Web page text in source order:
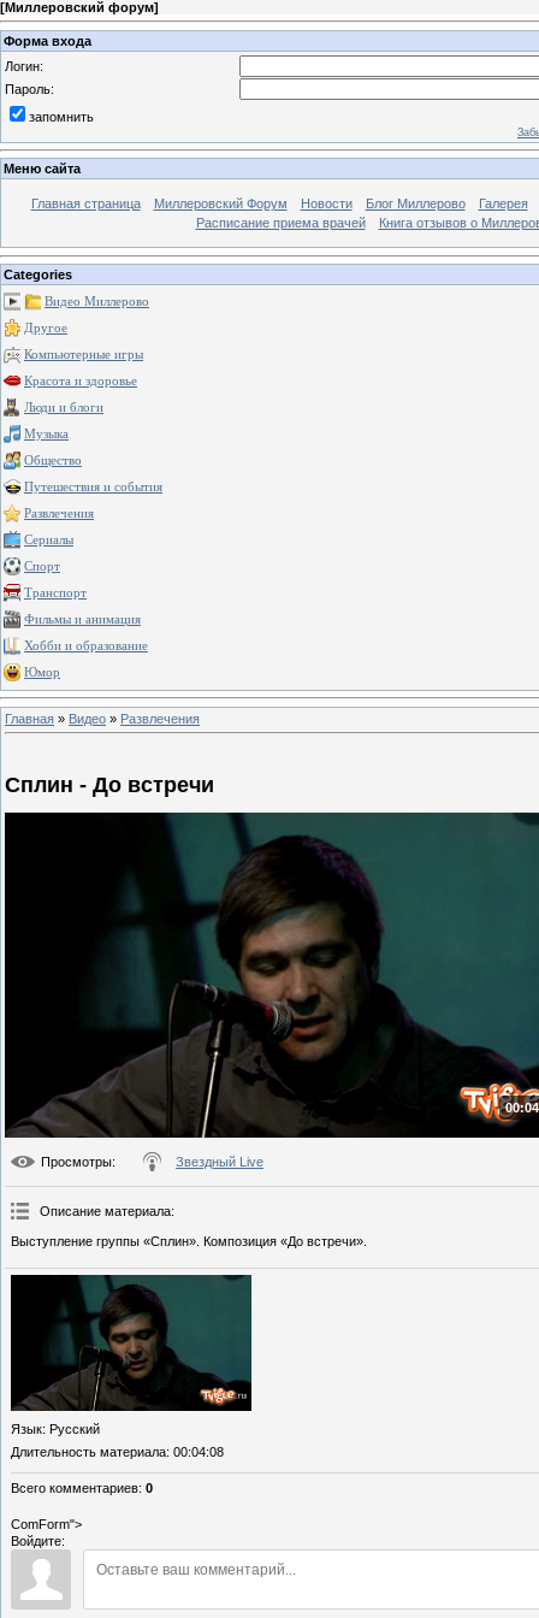
[Миллеровский форум]
Форма входа
Логин:
Пароль:
запомнить
Меню сайта
Главная страница Миллеровский Форум Новости Блог Миллерово
Галерея
Расписание приема врачей
Книга отзывов о
Categories
Видео Миллерово
Другое
Компьютерные игры
Красота и здоровье
Люди и блоги
Музыка
Общество
Путешествия и события
Развлечения
Сериалы
Спорт
Транспорт
Фильмы и анимация
Хобби и образование
Юмор
Главная » Видео » Развлечения
Сплин - До встречи
Просмотры: Звездный Live
Описание материала:
Выступление группы «Сплин». Композиция «До встречи».
Язык: Русский
Длительность материала: 00:04:08
Всего комментариев: 0
ComForm">
Войдите: